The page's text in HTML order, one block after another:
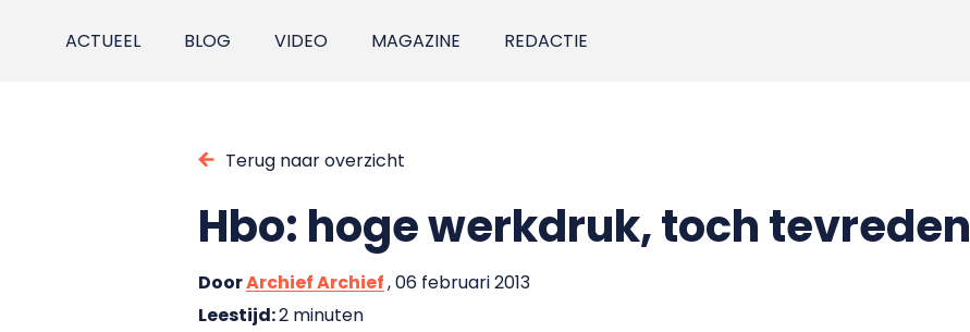
ACTUEEL BLOG VIDEO MAGAZINE REDACTIE
Terug naar overzicht
Hbo: hoge werkdruk, toch tevreden
DoorArchief Archief, 06 februari 2013
Leestijd:2 minuten